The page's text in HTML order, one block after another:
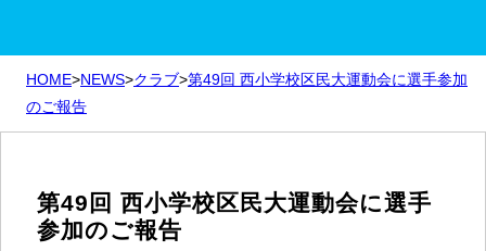
HOME>NEWS>クラブ>第49回 西小学校区民大運動会に選手参加
のご報告
第49回 西小学校区民大運動会に選手
参加のご報告